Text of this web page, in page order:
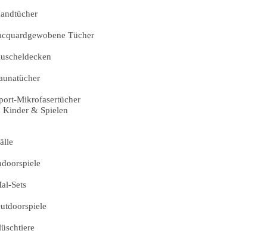
Tücher
Mikrofasertücher
Kinder & Spielen
Sets